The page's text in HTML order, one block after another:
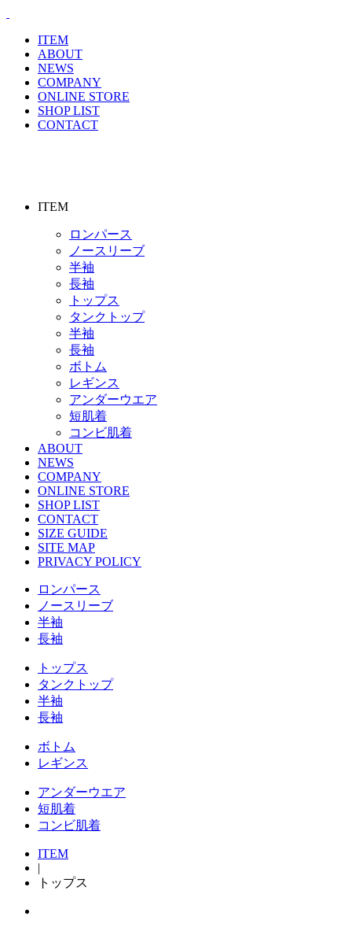
ITEM
ABOUT
NEWS
COMPANY
ONLINE STORE
SHOP LIST
CONTACT
ITEM
ロンパース
ノースリーブ
半袖
⻑袖
トップス
タンクトップ
半袖
⻑袖
ボトム
レギンス
アンダーウエア
短肌着
コンビ肌着
ABOUT
NEWS
COMPANY
ONLINE STORE
SHOP LIST
CONTACT
SIZE GUIDE
SITE MAP
PRIVACY POLICY
ロンパース
ノースリーブ
半袖
⻑袖
トップス
タンクトップ
半袖
⻑袖
ボトム
レギンス
アンダーウエア
短肌着
コンビ肌着
ITEM
|
トップス